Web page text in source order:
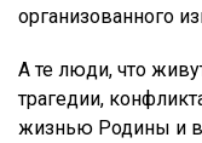
организованного
А те люди, что
трагедии,
жизнью Родины и